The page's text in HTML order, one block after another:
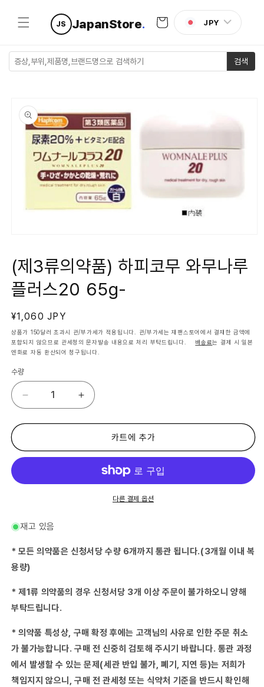
건너뛰기
JS JapanStore.
트
JPY
검색
로 건너뛰
기
서
미
디
어
열
(제3류의약품) 하피코무 와무나루
플러스20 65g-
정
가
¥1,060 JPY
상품가 150달러 초과시 관/부가세가 적용됩니다. 관/부가세는 재팬스토어에서 결재한 금액에
포함되지 않으므로 관세청의 문자발송 내용으로 처리 부탁드립니다. 배송료는 결제 시 일본
엔화로 자동 환산되어 청구됩니다.
수량
3
류
약
피
와
나
루
플
러
스
20
수
량
줄
임
(제
3
류
약
피
나
러
스
수
량
늘
카트에 추가
다른 결제 옵션
재고 있음
* 모든 의약품은 신청서당 수량 6개까지 통관 됩니다.(3개월 이내 복
용량)
* 제1류 의약품의 경우 신청서당 3개 이상 주문이 불가하오니 양해
부탁드립니다.
* 의약품 특성상, 구매 확정 후에는 고객님의 사유로 인한 주문 취소
가 불가능합니다. 구매 전 신중히 검토해 주시기 바랍니다. 통관 과정
에서 발생할 수 있는 문제(세관 반입 불가, 폐기, 지연 등)는 저희가
책임지지 않으니, 구매 전 관세청 또는 식약처 기준을 반드시 확인해